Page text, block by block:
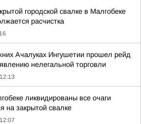
городской свалке в Малгобеке
расчистка
Ачалуках Ингушетии прошел рейд
нелегальной торговли
12:13
ликвидированы все очаги
на закрытой свалке
12:07